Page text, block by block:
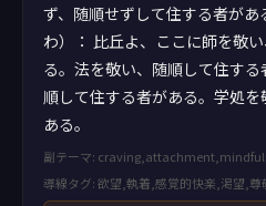
ず、随順せずして住する者が
わ）： 比丘よ、ここに師を敬
る。法を敬い、随順して住す
順して住する者がある。学処
ある。
副テーマ:
導線タグ: 欲望,執着,感覚的快楽,渇望,